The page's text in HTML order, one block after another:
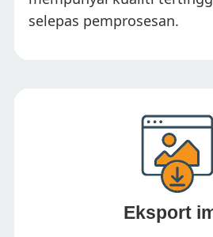
selepas pemprosesan.
Eksport